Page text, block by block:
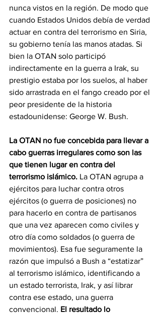
nunca vistos en la región. De modo que
cuando Estados Unidos debía de verdad
actuar en contra del terrorismo en Siria,
su gobierno tenía las manos atadas. Si
bien la OTAN solo participó
indirectamente en la guerra a Irak, su
prestigio estaba por los suelos, al haber
sido arrastrada en el fango creado por el
peor presidente de la historia
estadounidense: George W. Bush.
La OTAN no fue concebida para llevar a
cabo guerras irregulares como son las
que tienen lugar en contra del
terrorismo islámico. La OTAN agrupa a
ejércitos para luchar contra otros
ejércitos (o guerra de posiciones) no
para hacerlo en contra de partisanos
que una vez aparecen como civiles y
otro día como soldados (o guerra de
movimientos). Esa fue seguramente la
razón que impulsó a Bush a “estatizar”
al terrorismo islámico, identificando a
un estado terrorista, Irak, y así librar
contra ese estado, una guerra
convencional. El resultado lo